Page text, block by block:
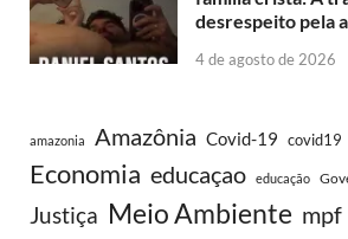
desrespeito pela
4 de agosto de 2026
amazonia Amazônia Covid-19 covid19
Economia educaçao educação
Justiça Meio Ambiente mpf